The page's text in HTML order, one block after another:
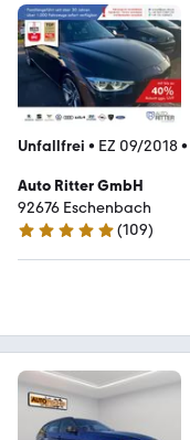
Unfallfrei • EZ 09/2018•
Auto Ritter GmbH
92676 Eschenbach
4.8 Sterne
(109)